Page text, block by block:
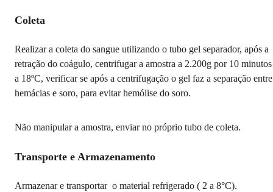
Coleta
Realizar a coleta do sangue utilizando o tubo gel separador, após a
retração do coágulo, centrifugar a amostra a 2.200g por 10 minutos
a 18ºC, verificar se após a centrifugação o gel faz a separação entre
hemácias e soro, para evitar hemólise do soro.
Não manipular a amostra, enviar no próprio tubo de coleta.
Transporte e Armazenamento
Armazenar e transportar o material refrigerado ( 2 a 8°C).